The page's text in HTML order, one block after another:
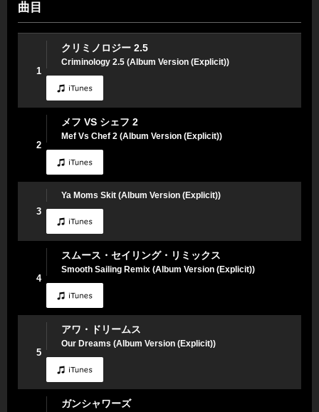
曲目
1
クリミノロジー 2.5
Criminology 2.5 (Album Version (Explicit))
2
メフ VS シェフ 2
Mef Vs Chef 2 (Album Version (Explicit))
3
Ya Moms Skit (Album Version (Explicit))
4
スムース・セイリング・リミックス
Smooth Sailing Remix (Album Version (Explicit))
5
アワ・ドリームス
Our Dreams (Album Version (Explicit))
ガンシャワーズ